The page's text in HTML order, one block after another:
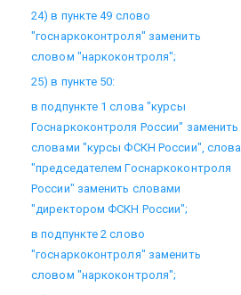
24) в пункте 49 слово
"госнаркоконтроля" заменить
словом "наркоконтроля";
25) в пункте 50:
в подпункте 1 слова "курсы
Госнаркоконтроля России" заменить
словами "курсы ФСКН России", слова
"председателем Госнаркоконтроля
России" заменить словами
"директором ФСКН России";
в подпункте 2 слово
"госнаркоконтроля" заменить
словом "наркоконтроля";